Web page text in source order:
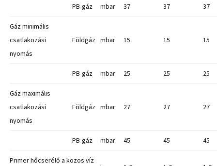
PB-gáz mbar 37 37 37
Gáz minimális
csatlakozási
nyomás
Földgáz mbar 15 15 15
PB-gáz mbar 25 25 25
Gáz maximális
csatlakozási
nyomás
Földgáz mbar 27 27 27
PB-gáz mbar 45 45 45
Primer hőcserélő a közös víz